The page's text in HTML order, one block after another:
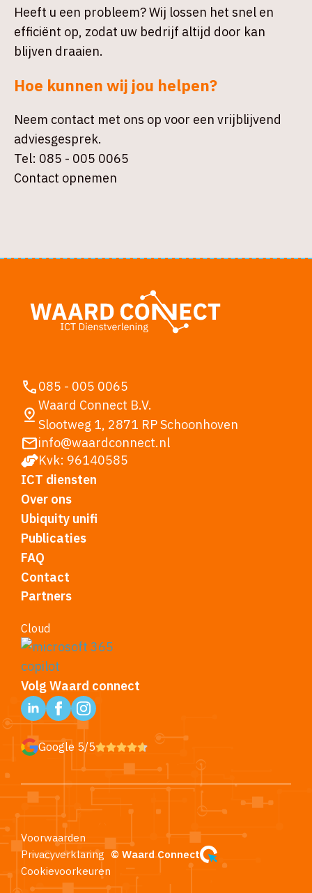
Heeft u een probleem? Wij lossen het snel en
efficiënt op, zodat uw bedrijf altijd door kan
blijven draaien.
Hoe kunnen wij jou helpen?
Neem contact met ons op voor een vrijblijvend
adviesgesprek.
Tel: 085 - 005 0065
Contact opnemen
085 - 005 0065
Waard Connect B.V.
Slootweg 1, 2871 RP Schoonhoven
info@waardconnect.nl
Kvk: 96140585
ICT diensten
Over ons
Ubiquity unifi
Publicaties
FAQ
Contact
Partners
Cloud
Volg Waard connect
Google 5/5
Voorwaarden
Privacyverklaring
Cookievoorkeuren
© Waard Connect